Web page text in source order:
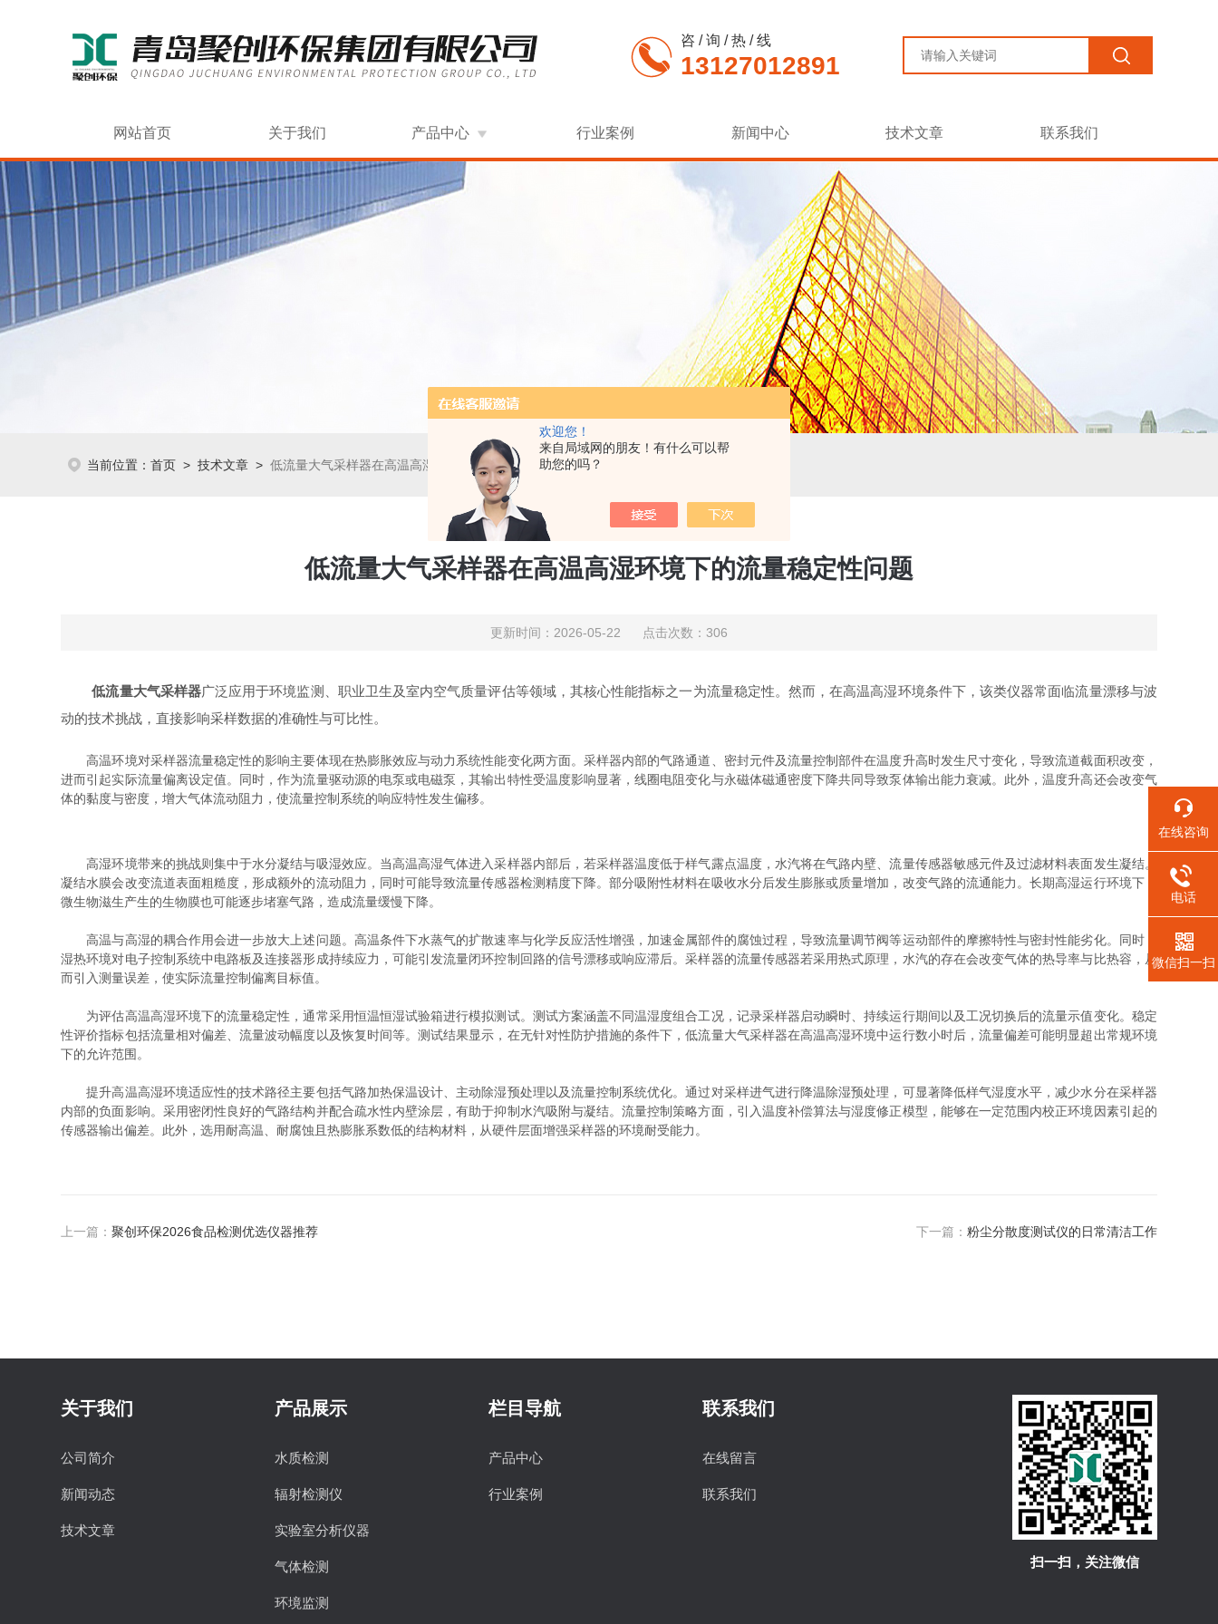
欢迎您！
来自局域网的朋友！有什么可以帮
助您的吗？
咨 / 询 / 热 / 线
13127012891
网站首页 关于我们 产品中心 行业案例 新闻中心 技术文章 联系我们
当前位置： 首页 > 技术文章 > 低流量大气采样器在高温高湿环境下的流量稳定性问题
低流量大气采样器在高温高湿环境下的流量稳定性问题
更新时间：2026-05-22 点击次数：306
低流量大气采样器广泛应用于环境监测、职业卫生及室内空气质量评估等领域，其核心性能指标之一为流量稳定性。然而，在高温高湿环境条件下，该类仪器常面临流量漂移与波
动的技术挑战，直接影响采样数据的准确性与可比性。
高温环境对采样器流量稳定性的影响主要体现在热膨胀效应与动力系统性能变化两方面。采样器内部的气路通道、密封元件及流量控制部件在温度升高时发生尺寸变化，导致流道截面积改变，
进而引起实际流量偏离设定值。同时，作为流量驱动源的电泵或电磁泵，其输出特性受温度影响显著，线圈电阻变化与永磁体磁通密度下降共同导致泵体输出能力衰减。此外，温度升高还会改变气
体的黏度与密度，增大气体流动阻力，使流量控制系统的响应特性发生偏移。
高湿环境带来的挑战则集中于水分凝结与吸湿效应。当高温高湿气体进入采样器内部后，若采样器温度低于样气露点温度，水汽将在气路内壁、流量传感器敏感元件及过滤材料表面发生凝结。
凝结水膜会改变流道表面粗糙度，形成额外的流动阻力，同时可能导致流量传感器检测精度下降。部分吸附性材料在吸收水分后发生膨胀或质量增加，改变气路的流通能力。长期高湿运行环境下，
微生物滋生产生的生物膜也可能逐步堵塞气路，造成流量缓慢下降。
高温与高湿的耦合作用会进一步放大上述问题。高温条件下水蒸气的扩散速率与化学反应活性增强，加速金属部件的腐蚀过程，导致流量调节阀等运动部件的摩擦特性与密封性能劣化。同时，
湿热环境对电子控制系统中电路板及连接器形成持续应力，可能引发流量闭环控制回路的信号漂移或响应滞后。采样器的流量传感器若采用热式原理，水汽的存在会改变气体的热导率与比热容，从
而引入测量误差，使实际流量控制偏离目标值。
为评估高温高湿环境下的流量稳定性，通常采用恒温恒湿试验箱进行模拟测试。测试方案涵盖不同温湿度组合工况，记录采样器启动瞬时、持续运行期间以及工况切换后的流量示值变化。稳定
性评价指标包括流量相对偏差、流量波动幅度以及恢复时间等。测试结果显示，在无针对性防护措施的条件下，低流量大气采样器在高温高湿环境中运行数小时后，流量偏差可能明显超出常规环境
下的允许范围。
提升高温高湿环境适应性的技术路径主要包括气路加热保温设计、主动除湿预处理以及流量控制系统优化。通过对采样进气进行降温除湿预处理，可显著降低样气湿度水平，减少水分在采样器
内部的负面影响。采用密闭性良好的气路结构并配合疏水性内壁涂层，有助于抑制水汽吸附与凝结。流量控制策略方面，引入温度补偿算法与湿度修正模型，能够在一定范围内校正环境因素引起的
传感器输出偏差。此外，选用耐高温、耐腐蚀且热膨胀系数低的结构材料，从硬件层面增强采样器的环境耐受能力。
上一篇：聚创环保2026食品检测优选仪器推荐 下一篇： 粉尘分散度测试仪的日常清洁工作
关于我们
公司简介
新闻动态
技术文章
产品展示
水质检测
辐射检测仪
实验室分析仪器
气体检测
环境监测
栏目导航
产品中心
行业案例
联系我们
在线留言
联系我们
扫一扫，关注微信
在线咨询
电话
微信扫一扫